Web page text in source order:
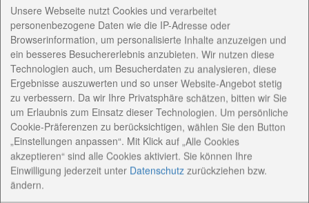
dokumentieren und Park und Denkmal zu erhalten
und zu pflegen.
Der Förderverein unterstützt das Landgut auf dem
Weg zu einer Begegnungsstätte für Projekte in Kunst,
Kultur und Bildung. Die Mitglieder organisieren
Führungen durch Park und Herrenhaus, veranstalten.
AnsprechpartnerInnen
Aufgaben und Ziele
Unsere Webseite nutzt Cookies und verarbeitet
personenbezogene Daten wie die IP-Adresse oder
Browserinformation, um personalisierte Inhalte anzuzeigen und
ein besseres Besuchererlebnis anzubieten. Wir nutzen diese
Technologien auch, um Besucherdaten zu analysieren, diese
Ergebnisse auszuwerten und so unser Website-Angebot stetig
zu verbessern. Da wir Ihre Privatsphäre schätzen, bitten wir Sie
um Erlaubnis zum Einsatz dieser Technologien. Um persönliche
Cookie-Präferenzen zu berücksichtigen, wählen Sie den Button
„Einstellungen anpassen“. Mit Klick auf „Alle Cookies
akzeptieren“ sind alle Cookies aktiviert. Sie können Ihre
Einwilligung jederzeit unter Datenschutz zurückziehen bzw.
ändern.